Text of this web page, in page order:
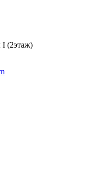
I (2этаж)